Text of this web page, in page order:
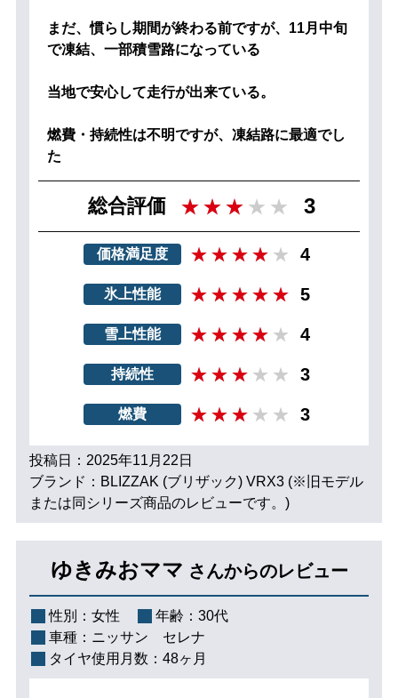
まだ、慣らし期間が終わる前ですが、11月中旬
で凍結、一部積雪路になっている
当地で安心して走行が出来ている。
燃費・持続性は不明ですが、凍結路に最適でし
た
総合評価 3
価格満足度 4
氷上性能 5
雪上性能 4
持続性 3
燃費 3
投稿日：2025年11月22日
ブランド：BLIZZAK (ブリザック) VRX3 (※旧モデル
または同シリーズ商品のレビューです。)
ゆきみおママ さんからのレビュー
性別： 女性 年齢： 30代
車種： ニッサン セレナ
タイヤ使用月数： 48ヶ月